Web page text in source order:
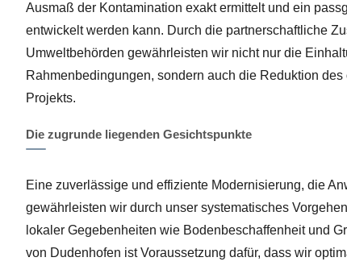
Ausmaß der Kontamination exakt ermittelt und ein
entwickelt werden kann. Durch die partnerschaftliche
Umweltbehörden gewährleisten wir nicht nur die
Rahmenbedingungen, sondern auch die Reduktion
Projekts.
Die zugrunde liegenden Gesichtspunkte
Eine zuverlässige und effiziente Modernisierung, die
gewährleisten wir durch unser systematisches
lokaler Gegebenheiten wie Bodenbeschaffenheit und
von Dudenhofen ist Voraussetzung dafür, dass wir